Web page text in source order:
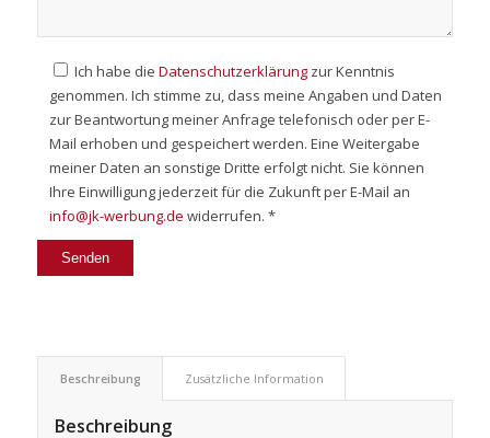
Ich habe die Datenschutzerklärungzur Kenntnis
genommen. Ich stimme zu, dass meine Angaben und Daten
zur Beantwortung meiner Anfrage telefonisch oder per E-
Mail erhoben und gespeichert werden. Eine Weitergabe
meiner Daten an sonstige Dritte erfolgt nicht. Sie können
Ihre Einwilligung jederzeit für die Zukunft per E-Mail an
info@jk-werbung.de widerrufen. *
Beschreibung Zusätzliche Information
Beschreibung